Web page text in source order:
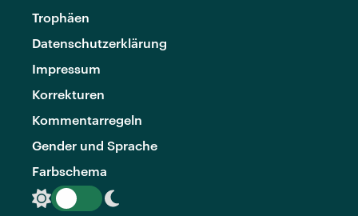
Trophäen
Datenschutzerklärung
Impressum
Korrekturen
Kommentarregeln
Gender und Sprache
Farbschema